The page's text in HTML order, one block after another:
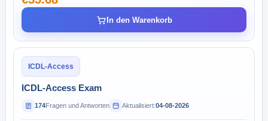
In den Warenkorb
ICDL-Access
ICDL-Access Exam
174Fragen und Antworten Aktualisiert:04-08-2026